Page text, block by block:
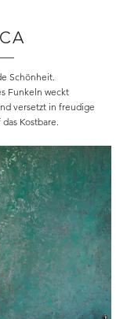
Schönheit.
Funkeln weckt
versetzt in freudige
Kostbare.